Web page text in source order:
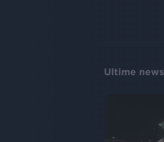
Ultime news